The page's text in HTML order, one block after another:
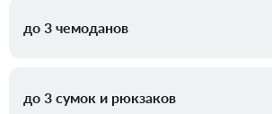
до 3 чемоданов
до 3 сумок и рюкзаков